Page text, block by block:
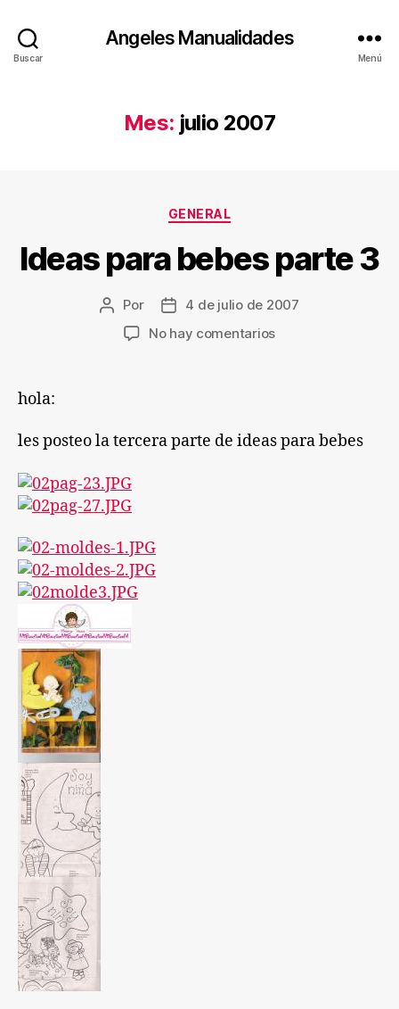
Buscar
Angeles Manualidades
Menú
Mes: julio 2007
Categorías
GENERAL
Ideas para bebes parte 3
Autor
Por
Fecha
de
4 de julio de 2007
No hay comentariosen
hola:
les posteo la tercera parte de ideas para bebes